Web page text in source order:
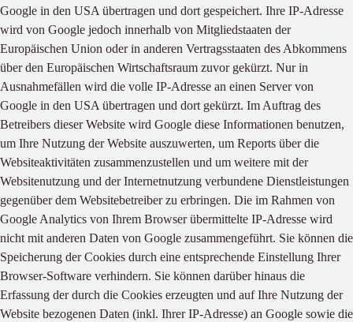
Google in den USA übertragen und dort gespeichert. Ihre IP-Adresse
wird von Google jedoch innerhalb von Mitgliedstaaten der
Europäischen Union oder in anderen Vertragsstaaten des Abkommens
über den Europäischen Wirtschaftsraum zuvor gekürzt. Nur in
Ausnahmefällen wird die volle IP-Adresse an einen Server von
Google in den USA übertragen und dort gekürzt. Im Auftrag des
Betreibers dieser Website wird Google diese Informationen benutzen,
um Ihre Nutzung der Website auszuwerten, um Reports über die
Websiteaktivitäten zusammenzustellen und um weitere mit der
Websitenutzung und der Internetnutzung verbundene Dienstleistungen
gegenüber dem Websitebetreiber zu erbringen. Die im Rahmen von
Google Analytics von Ihrem Browser übermittelte IP-Adresse wird
nicht mit anderen Daten von Google zusammengeführt. Sie können die
Speicherung der Cookies durch eine entsprechende Einstellung Ihrer
Browser-Software verhindern. Sie können darüber hinaus die
Erfassung der durch die Cookies erzeugten und auf Ihre Nutzung der
Website bezogenen Daten (inkl. Ihrer IP-Adresse) an Google sowie die